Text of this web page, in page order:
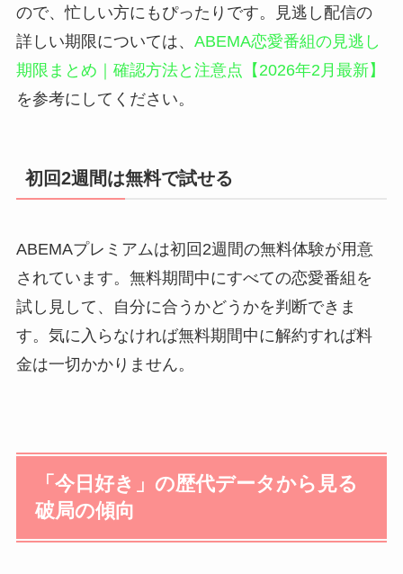
ので、忙しい方にもぴったりです。見逃し配信の
詳しい期限については、 ABEMA恋愛番組の見逃し
期限まとめ｜確認方法と注意点【2026年2月最新】
を参考にしてください。
初回2週間は無料で試せる
ABEMAプレミアムは初回2週間の無料体験が用意
されています。無料期間中にすべての恋愛番組を
試し見して、自分に合うかどうかを判断できま
す。気に入らなければ無料期間中に解約すれば料
金は一切かかりません。
「今日好き」の歴代データから見る
破局の傾向